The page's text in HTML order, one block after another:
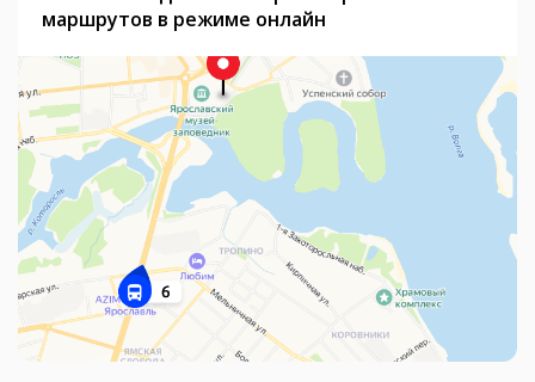
маршрутов в режиме онлайн